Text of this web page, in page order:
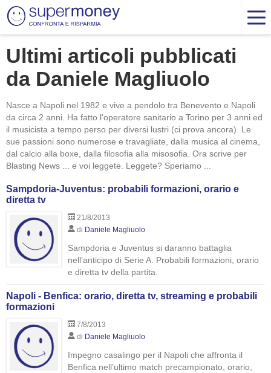
Ultimi articoli pubblicati
da Daniele Magliuolo
Nasce a Napoli nel 1982 e vive a pendolo tra Benevento e Napoli
da circa 2 anni. Ha fatto l'operatore sanitario a Torino per 3 anni ed
il musicista a tempo perso per diversi lustri (ci prova ancora). Le
sue passioni sono numerose e travagliate, dalla musica al cinema,
dal calcio alla boxe, dalla filosofia alla misosofia. Ora scrive per
Blasting News ... e voi leggete. Leggete? Speriamo ...
Sampdoria-Juventus: probabili formazioni, orario e
diretta tv
21/8/2013
di Daniele Magliuolo
Sampdoria e Juventus si daranno battaglia
nell’anticipo di Serie A. Probabili formazioni, orario
e diretta tv della partita.
Napoli - Benfica: orario, diretta tv, streaming e probabili
formazioni
7/8/2013
di Daniele Magliuolo
Impegno casalingo per il Napoli che affronta il
Benfica nell’ultimo match precampionato, orario,